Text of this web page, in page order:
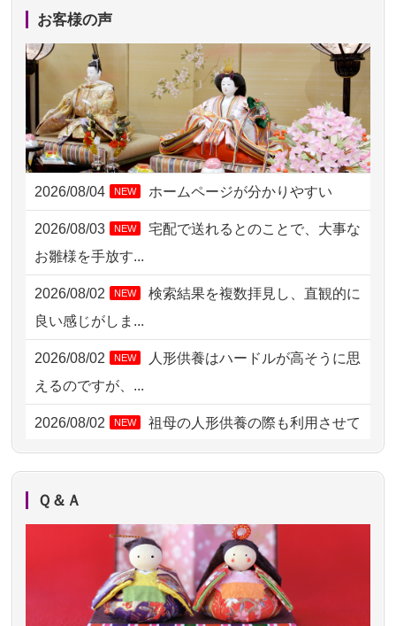
2026/08/05 11:33
2026/08/04 17:34 西亀有の方からお申込み
2026/08/04 15:40 千葉県の方からお申込み
2026/08/04 14:04 東京都の方からお申込み
2026/08/04 00:38 中野区の方からお申込み
2026/08/03 21:17 愛知県の方からお申込み
2026/08/02 18:47 虎ノ門の方からお申込み
2026/08/02 11:15
神奈川の方からお申込み
2026/08/02 09:15 神奈川の方からお申込み
2026/08/02 06:46
2026/08/01 19:28 東京都の方からお申込み
2026/08/01 17:10 東京都の方からお申込み
2026/08/01 11:07
2026/07/31 17:28 栃木県の方からお申込み
2026/07/31 12:32 東京都の方からお申込み
2026/07/31 10:29 京都市の方からお申込み
お客様の声
2026/08/04 NEW ホームページが分かりやすい
2026/08/03 NEW
宅配で送れるとのことで、大事な
お雛様を手放す...
2026/08/02 NEW
検索結果を複数拝見し、直観的に
良い感じがしま...
2026/08/02 NEW
人形供養はハードルが高そうに思
えるのですが、...
2026/08/02 NEW
祖母の人形供養の際も利用させて
いただき安心感がある
供養の内容（料金や送り方等）がとて
も丁寧に説...
2026/07/18つい先日も利用させていただきまし
Ｑ＆Ａ